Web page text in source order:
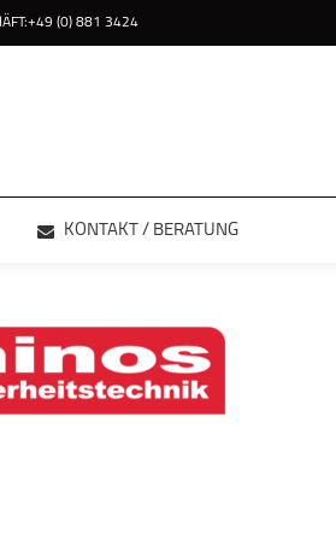
+49 (0) 881 3424
KONTAKT / BERATUNG
AKTUELLES